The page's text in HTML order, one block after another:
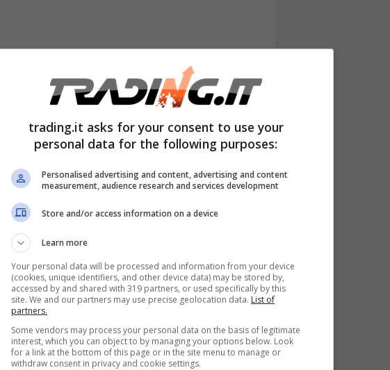
Potrebbero valere
senza sapere di avere tra le mani un
celebre èThe Dark Side of the Moon
eppure, laprima stampa britannica
blu e scritta “Made in Gt Britain”, oggi
trading.it asks for your consent to use your
personal data for the following purposes:
Personalised advertising and content, advertising and content
measurement, audience research and services development
Store and/or access information on a device
Learn more
Your personal data will be processed and information from your device
(cookies, unique identifiers, and other device data) may be stored by,
accessed by and shared with 319 partners, or used specifically by this
site. We and our partners may use precise geolocation data. List of
partners.
Some vendors may process your personal data on the basis of legitimate
interest, which you can object to by managing your options below. Look
for a link at the bottom of this page or in the site menu to manage or
withdraw consent in privacy and cookie settings.